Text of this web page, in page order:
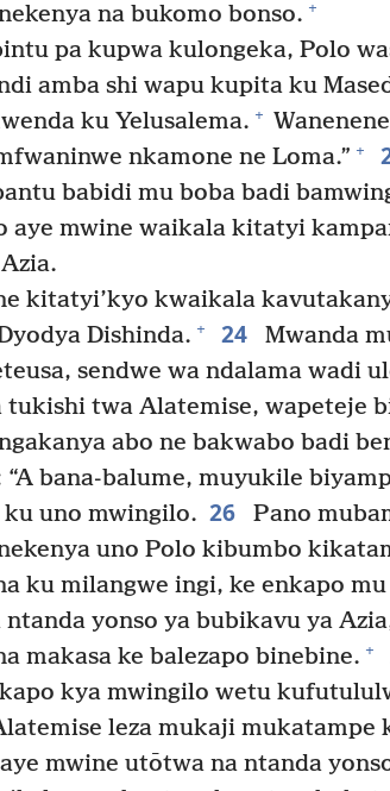
na bukomo bonso. +
pa kupwa kulongeka, Polo
amba shi wapu kupita ku
ku Yelusalema. +
nkamone ne Loma.” +
babidi mu boba badi
aye mwine waikala kitatyi
kitatyi’kyo kwaikala
Dishinda. + 24
Mwanda
sendwe wa ndalama wadi
tukishi twa Alatemise, wapeteje
abo ne bakwabo badi
“A bana-balume, muyukile
uno mwingilo. 26
Pano
uno Polo kibumbo
ku milangwe ingi, ke enkapo mu
yonso ya bubikavu ya
makasa ke balezapo binebine. +
kya mwingilo wetu
leza mukaji mukatampe
mwine utōtwa na ntanda